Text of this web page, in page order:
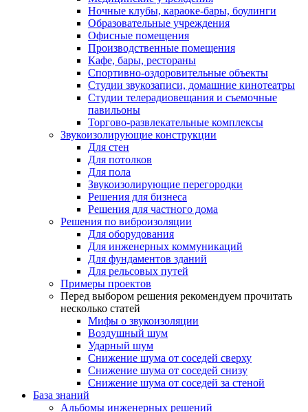
Ночные клубы, караоке-бары, боулинги
Образовательные учреждения
Офисные помещения
Производственные помещения
Кафе, бары, рестораны
Спортивно-оздоровительные объекты
Студии звукозаписи, домашние кинотеатры
Студии телерадиовещания и съемочные
павильоны
Торгово-развлекательные комплексы
Звукоизолирующие конструкции
Для стен
Для потолков
Для пола
Звукоизолирующие перегородки
Решения для бизнеса
Решения для частного дома
Решения по виброизоляции
Для оборудования
Для инженерных коммуникаций
Для фундаментов зданий
Для рельсовых путей
Примеры проектов
Перед выбором решения рекомендуем прочитать
несколько статей
Мифы о звукоизоляции
Воздушный шум
Ударный шум
Снижение шума от соседей сверху
Снижение шума от соседей снизу
Снижение шума от соседей за стеной
База знаний
Альбомы инженерных решений